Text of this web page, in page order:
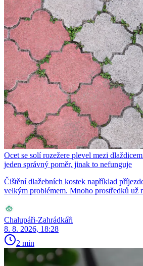
Ocet se solí rozežere plevel mezi
jeden správný poměr, jinak to nefunguje
Čištění dlažebních kostek například
velkým problémem. Mnoho prostředků už
Chalupáři-Zahrádkáři
8. 8. 2026, 18:28
2 min